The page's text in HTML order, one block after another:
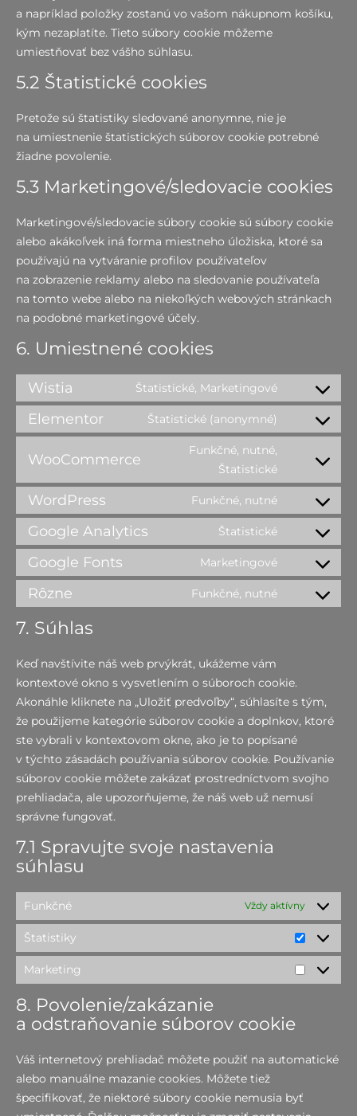
a napríklad položky zostanú vo vašom nákupnom košíku,
kým nezaplatíte. Tieto súbory cookie môžeme
umiestňovať bez vášho súhlasu.
5.2 Štatistické cookies
Pretože sú štatistiky sledované anonymne, nie je
na umiestnenie štatistických súborov cookie potrebné
žiadne povolenie.
5.3 Marketingové/sledovacie cookies
Marketingové/sledovacie súbory cookie sú súbory cookie
alebo akákoľvek iná forma miestneho úložiska, ktoré sa
používajú na vytváranie profilov používateľov
na zobrazenie reklamy alebo na sledovanie používateľa
na tomto webe alebo na niekoľkých webových stránkach
na podobné marketingové účely.
6. Umiestnené cookies
Wistia Štatistické, Marketingové
Elementor Štatistické (anonymné)
WooCommerce
Funkčné, nutné,
Štatistické
WordPress Funkčné, nutné
Google Analytics Štatistické
Google Fonts Marketingové
Rôzne Funkčné, nutné
7. Súhlas
Keď navštívite náš web prvýkrát, ukážeme vám
kontextové okno s vysvetlením o súboroch cookie.
Akonáhle kliknete na „Uložiť predvoľby“, súhlasíte s tým,
že použijeme kategórie súborov cookie a doplnkov, ktoré
ste vybrali v kontextovom okne, ako je to popísané
v týchto zásadách používania súborov cookie. Používanie
súborov cookie môžete zakázať prostredníctvom svojho
prehliadača, ale upozorňujeme, že náš web už nemusí
správne fungovať.
7.1 Spravujte svoje nastavenia
súhlasu
Funkčné Vždy aktívny
Štatistiky
Marketing
8. Povolenie/zakázanie
a odstraňovanie súborov cookie
Váš internetový prehliadač môžete použiť na automatické
alebo manuálne mazanie cookies. Môžete tiež
špecifikovať, že niektoré súbory cookie nemusia byť